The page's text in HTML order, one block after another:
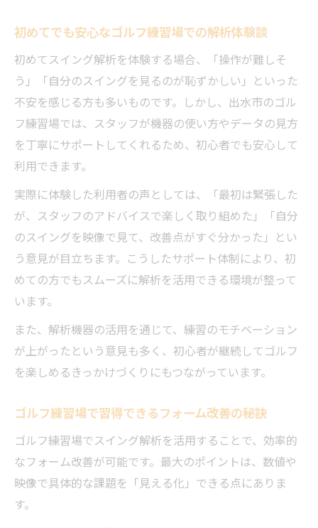
ゴルフ練習場データで分かるスイングの傾
ゴルフ練習場で課題発見から改善までの流
れ
ゴルフ練習場のデータ分析が成果を左右す
る理由
理想のフォームへ導く練習場選びと実践ヒント
ゴルフ練習場選びで差がつくスイング上達
失敗しないゴルフ練習場の選び方と注意点
ゴルフ練習場の設備を活かした練習ルーテ
ィン
導く
ゴルフ練習場活用で得る上達のためのヒン
ト
初めてでも安心なゴルフ練習場での解析体験談
初めてスイング解析を体験する場合、「操作が難しそ
う」「自分のスイングを見るのが恥ずかしい」といった
不安を感じる方も多いものです。しかし、出水市のゴル
フ練習場では、スタッフが機器の使い方やデータの見方
を丁寧にサポートしてくれるため、初心者でも安心して
利用できます。
実際に体験した利用者の声としては、「最初は緊張した
が、スタッフのアドバイスで楽しく取り組めた」「自分
のスイングを映像で見て、改善点がすぐ分かった」とい
う意見が目立ちます。こうしたサポート体制により、初
めての方でもスムーズに解析を活用できる環境が整って
います。
また、解析機器の活用を通じて、練習のモチベーション
が上がったという意見も多く、初心者が継続してゴルフ
を楽しめるきっかけづくりにもつながっています。
ゴルフ練習場で習得できるフォーム改善の秘訣
ゴルフ練習場でスイング解析を活用することで、効率的
なフォーム改善が可能です。最大のポイントは、数値や
映像で具体的な課題を「見える化」できる点にありま
す。